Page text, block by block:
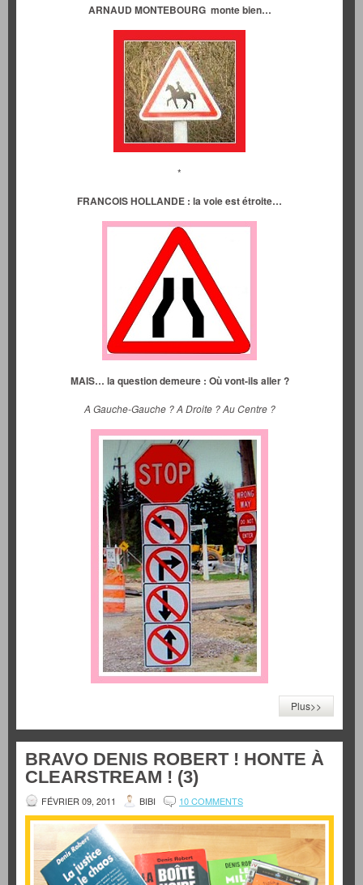
ARNAUD MONTEBOURG monte bien…
*
FRANCOIS HOLLANDE : la voie est étroite…
MAIS… la question demeure : Où vont-ils aller ?
A Gauche-Gauche ? A Droite ? Au Centre ?
Plus>>
BRAVO DENIS ROBERT ! HONTE À
CLEARSTREAM ! (3)
FÉVRIER 09, 2011 BIBI 10 COMMENTS